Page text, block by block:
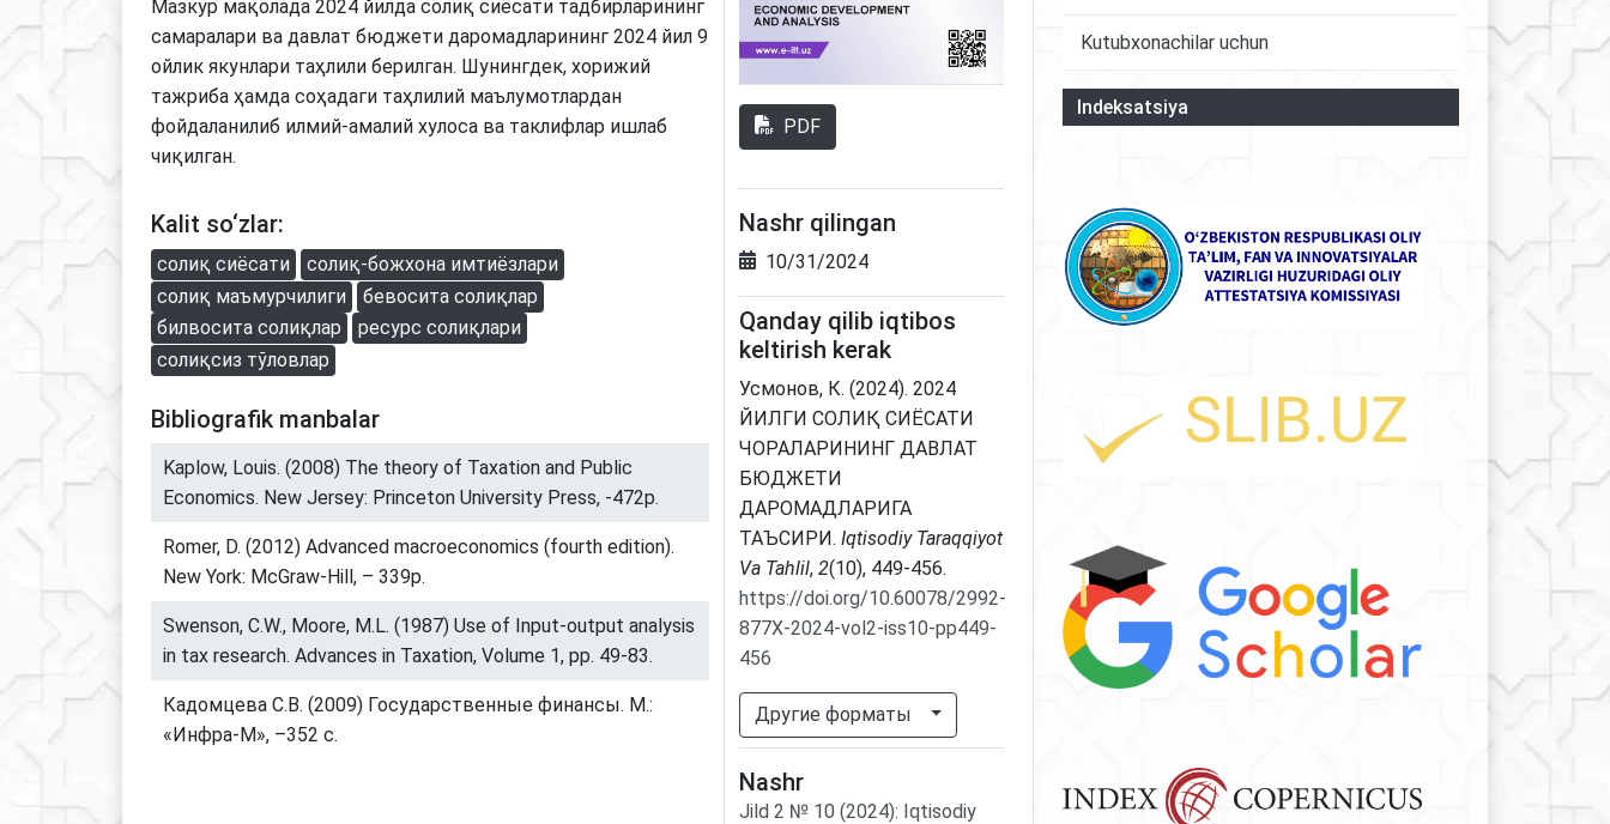
Мазкур мақолада 2024 йилда солиқ сиёсати тадбирларининг
самаралари ва давлат бюджети даромадларининг 2024 йил 9
ойлик якунлари таҳлили берилган. Шунингдек, хорижий
тажриба ҳамда соҳадаги таҳлилий маълумотлардан
фойдаланилиб илмий-амалий хулоса ва таклифлар ишлаб
чиқилган.
Kalit so‘zlar:
солиқ сиёсати
солиқ-божхона имтиёзлари
солиқ маъмурчилиги
бевосита солиқлар
билвосита солиқлар
ресурс солиқлари
солиқсиз тўловлар
Bibliografik manbalar
Kaplow, Louis. (2008) The theory of Taxation and Public
Economics. New Jersey: Princeton University Press, -472p.
Romer, D. (2012) Advanced macroeconomics (fourth edition).
New York: McGraw-Hill, – 339p.
Swenson, C.W., Moore, M.L. (1987) Use of Input-output analysis
in tax research. Advances in Taxation, Volume 1, pp. 49-83.
Кадомцева С.В. (2009) Государственные финансы. М.:
«Инфра-М», –352 с.
PDF
Nashr qilingan
10/31/2024
Qanday qilib iqtibos
keltirish kerak
Усмонов, К. (2024). 2024
ЙИЛГИ СОЛИҚ СИЁСАТИ
ЧОРАЛАРИНИНГ ДАВЛАТ
БЮДЖЕТИ
ДАРОМАДЛАРИГА
ТАЪСИРИ. Iqtisodiy Taraqqiyot
Va Tahlil, 2(10), 449-456.
https://doi.org/10.60078/2992-
877X-2024-vol2-iss10-pp449-
456
Другие форматы
Nashr
Jild 2 № 10 (2024): Iqtisodiy
Kutubxonachilar uchun
Indeksatsiya